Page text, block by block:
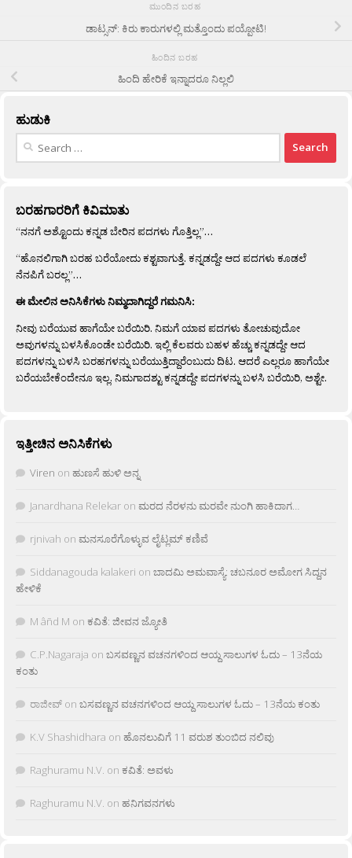
ಮುಂದಿನ ಬರಹ
ಡಾಟ್ಸನ್: ಕಿರು ಕಾರುಗಳಲ್ಲಿ ಮತ್ತೊಂದು ಪಯ್ಪೋಟಿ!
ಹಿಂದಿನ ಬರಹ
ಹಿಂದಿ ಹೇರಿಕೆ ಇನ್ನಾದರೂ ನಿಲ್ಲಲಿ
ಹುಡುಕಿ
Search
ಬರಹಗಾರರಿಗೆ ಕಿವಿಮಾತು
“ನನಗೆ ಅಶ್ಟೊಂದು ಕನ್ನಡ ಬೇರಿನ ಪದಗಳು ಗೊತ್ತಿಲ್ಲ”…
“ಹೊನಲಿಗಾಗಿ ಬರಹ ಬರೆಯೋದು ಕಶ್ಟವಾಗುತ್ತೆ. ಕನ್ನಡದ್ದೇ ಆದ ಪದಗಳು ಕೂಡಲೆ
ನೆನಪಿಗೆ ಬರಲ್ಲ”…
ಈ ಮೇಲಿನ ಅನಿಸಿಕೆಗಳು ನಿಮ್ಮದಾಗಿದ್ದರೆ ಗಮನಿಸಿ:
ನೀವು ಬರೆಯುವ ಹಾಗೆಯೇ ಬರೆಯಿರಿ. ನಿಮಗೆ ಯಾವ ಪದಗಳು ತೋಚುವುದೋ
ಅವುಗಳನ್ನು ಬಳಸಿಕೊಂಡೇ ಬರೆಯಿರಿ. ಇಲ್ಲಿ ಕೆಲವರು ಬಹಳ ಹೆಚ್ಚು ಕನ್ನಡದ್ದೇ ಆದ
ಪದಗಳನ್ನು ಬಳಸಿ ಬರಹಗಳನ್ನು ಬರೆಯುತ್ತಿದ್ದಾರೆಂಬುದು ದಿಟ. ಆದರೆ ಎಲ್ಲರೂ ಹಾಗೆಯೇ
ಬರೆಯಬೇಕೆಂದೇನೂ ಇಲ್ಲ. ನಿಮಗಾದಶ್ಟು ಕನ್ನಡದ್ದೇ ಪದಗಳನ್ನು ಬಳಸಿ ಬರೆಯಿರಿ, ಅಶ್ಟೇ.
ಇತ್ತೀಚಿನ ಅನಿಸಿಕೆಗಳು
Viren on ಹುಣಸೆ ಹುಳಿ ಅನ್ನ
Janardhana Relekar on ಮರದ ನೆರಳನು ಮರವೇ ನುಂಗಿ ಹಾಕಿದಾಗ…
rjnivah on ಮನಸೂರೆಗೊಳ್ಳುವ ಲೈಟ್ಲಮ್ ಕಣಿವೆ
Siddanagouda kalakeri on ಬಾದಮಿ ಅಮವಾಸ್ಯೆ: ಚಬನೂರ ಅಮೋಗ ಸಿದ್ದನ
ಹೇಳಿಕೆ
M âñd M on ಕವಿತೆ: ಜೀವನ ಜ್ಯೋತಿ
C.P.Nagaraja on ಬಸವಣ್ಣನ ವಚನಗಳಿಂದ ಆಯ್ದ ಸಾಲುಗಳ ಓದು – 13ನೆಯ
ಕಂತು
ರಾಜೀವ್ on ಬಸವಣ್ಣನ ವಚನಗಳಿಂದ ಆಯ್ದ ಸಾಲುಗಳ ಓದು – 13ನೆಯ ಕಂತು
K.V Shashidhara on ಹೊನಲುವಿಗೆ 11 ವರುಶ ತುಂಬಿದ ನಲಿವು
Raghuramu N.V. on ಕವಿತೆ: ಅವಳು
Raghuramu N.V. on ಹನಿಗವನಗಳು